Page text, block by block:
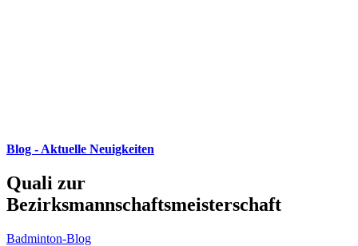
Blog - Aktuelle Neuigkeiten
Quali zur
Bezirksmannschaftsmeisterschaft
Badminton-Blog